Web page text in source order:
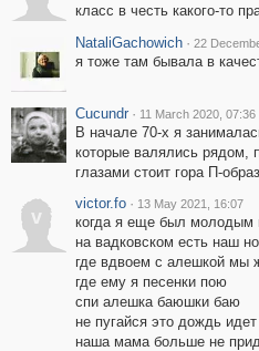
класс в честь какого-то
NataliGachowich · 22
я тоже там бывала в
Cucundr · 11 March 2020, 07:36
В начале 70-х я
которые валялись рядом,
глазами стоит гора П-
v
victor.fo · 13 May 2021, 16:07
когда я еще был молодым
на вадковском есть наш
где вдвоем с алешкой мы
где ему я песенки пою
спи алешка баюшки баю
не пугайся это дождь идет
наша мама больше не